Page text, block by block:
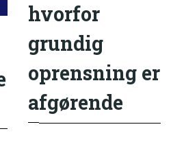
hvorfor
grundig
oprensning er
afgørende